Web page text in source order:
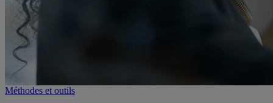
Méthodes et outils